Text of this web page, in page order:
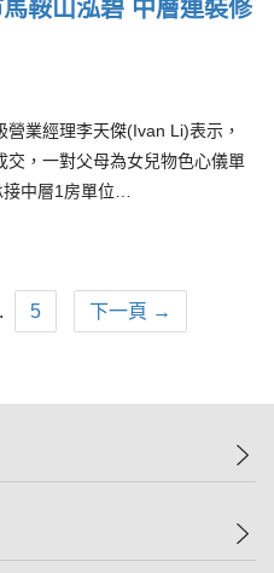
鞍山泓碧 中層連裝修
業經理李天傑(Ivan Li)表示，
，一對父母為女兒物色心儀單
中層1房單位…
5 下一頁 →